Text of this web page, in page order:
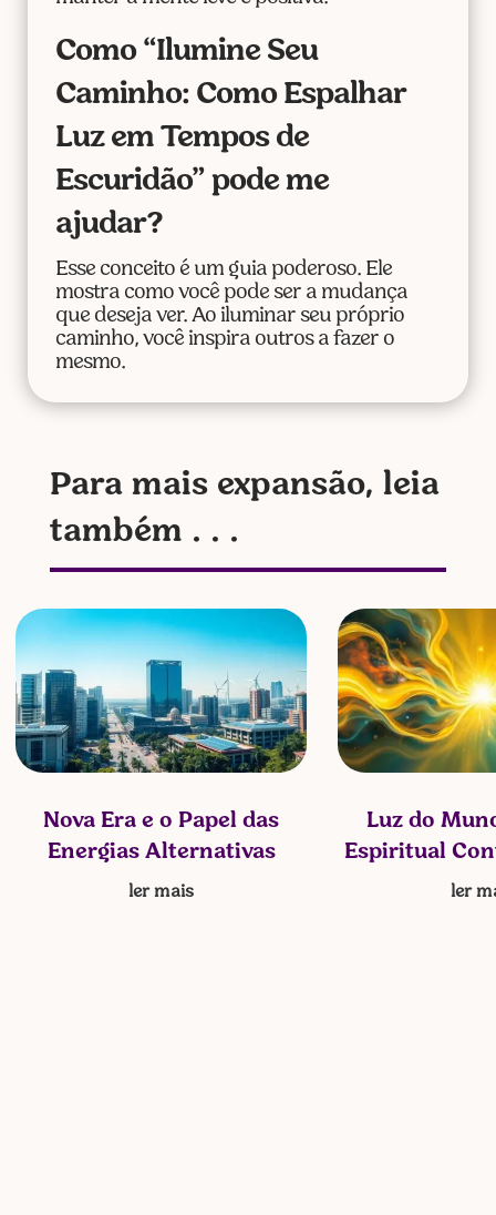
Como “Ilumine Seu
Caminho: Como Espalhar
Luz em Tempos de
Escuridão” pode me
ajudar?
Esse conceito é um guia poderoso. Ele
mostra como você pode ser a mudança
que deseja ver. Ao iluminar seu próprio
caminho, você inspira outros a fazer o
mesmo.
Para mais expansão, leia
também . . .
Nova Era e o Papel das
Energias Alternativas
ler mais
Luz do
Espiritual
ler